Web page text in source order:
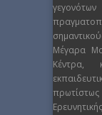
Μέγαρα